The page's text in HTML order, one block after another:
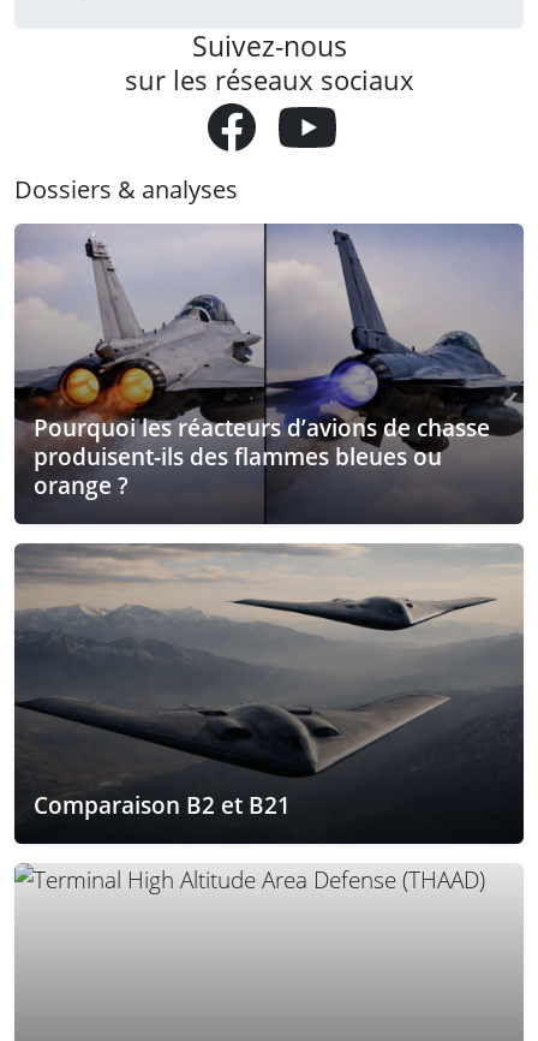
Suivez-nous
sur les réseaux sociaux
Dossiers & analyses
Pourquoi les réacteurs d’avions de chasse
produisent-ils des flammes bleues ou
orange ?
Comparaison B2 et B21